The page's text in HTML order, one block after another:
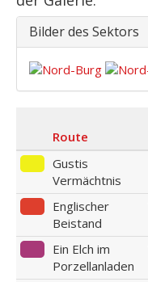
Bilder des Sektors
Route
Gustis
Vermächtnis
Englischer
Beistand
Ein Elch im
Porzellanladen